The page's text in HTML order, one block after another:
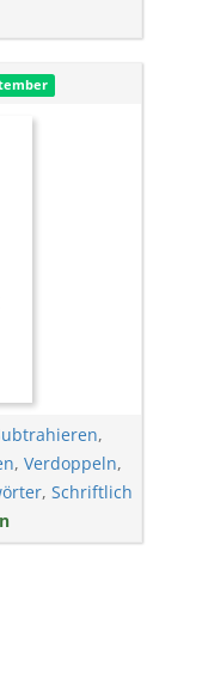
,
, Verdoppeln,
, Schriftlich